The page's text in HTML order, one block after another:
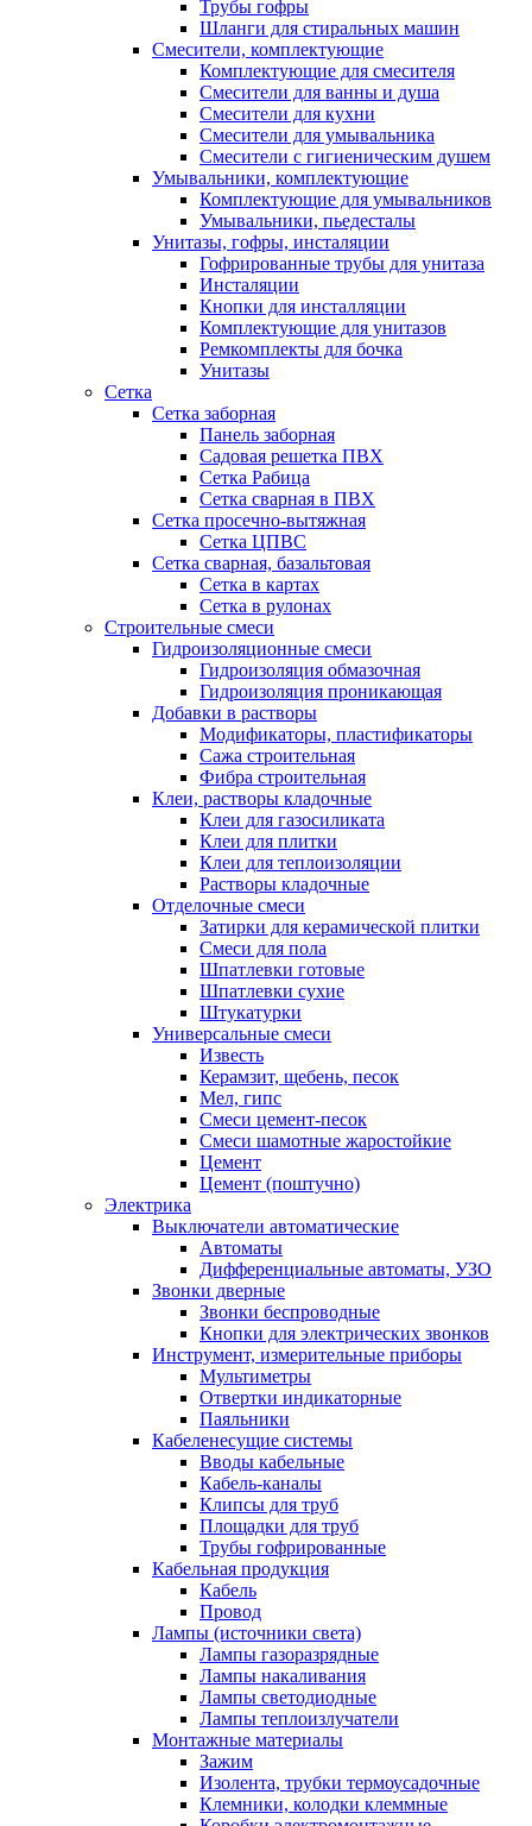
Трубы гофры
Шланги для стиральных машин
Смесители, комплектующие
Комплектующие для смесителя
Смесители для ванны и душа
Смесители для кухни
Смесители для умывальника
Смесители с гигиеническим душем
Умывальники, комплектующие
Комплектующие для умывальников
Умывальники, пьедесталы
Унитазы, гофры, инсталяции
Гофрированные трубы для унитаза
Инсталяции
Кнопки для инсталляции
Комплектующие для унитазов
Ремкомплекты для бочка
Унитазы
Сетка
Сетка заборная
Панель заборная
Садовая решетка ПВХ
Сетка Рабица
Сетка сварная в ПВХ
Сетка просечно-вытяжная
Сетка ЦПВС
Сетка сварная, базальтовая
Сетка в картах
Сетка в рулонах
Строительные смеси
Гидроизоляционные смеси
Гидроизоляция обмазочная
Гидроизоляция проникающая
Добавки в растворы
Модификаторы, пластификаторы
Сажа строительная
Фибра строительная
Клеи, растворы кладочные
Клеи для газосиликата
Клеи для плитки
Клеи для теплоизоляции
Растворы кладочные
Отделочные смеси
Затирки для керамической плитки
Смеси для пола
Шпатлевки готовые
Шпатлевки сухие
Штукатурки
Универсальные смеси
Известь
Керамзит, щебень, песок
Мел, гипс
Смеси цемент-песок
Смеси шамотные жаростойкие
Цемент
Цемент (поштучно)
Электрика
Выключатели автоматические
Автоматы
Дифференциальные автоматы, УЗО
Звонки дверные
Звонки беспроводные
Кнопки для электрических звонков
Инструмент, измерительные приборы
Мультиметры
Отвертки индикаторные
Паяльники
Кабеленесущие системы
Вводы кабельные
Кабель-каналы
Клипсы для труб
Площадки для труб
Трубы гофрированные
Кабельная продукция
Кабель
Провод
Лампы (источники света)
Лампы газоразрядные
Лампы накаливания
Лампы светодиодные
Лампы теплоизлучатели
Монтажные материалы
Зажим
Изолента, трубки термоусадочные
Клемники, колодки клеммные